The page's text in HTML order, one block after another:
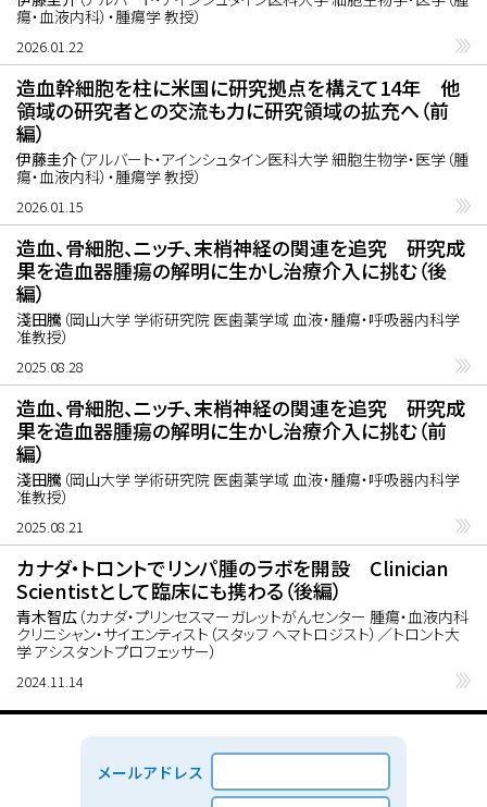
瘍・血液内科）・腫瘍学 教授）
2026.01.22
造血幹細胞を柱に米国に研究拠点を構えて14年 他
領域の研究者との交流も力に研究領域の拡充へ（前
編）
伊藤圭介 （アルバート・アインシュタイン医科大学 細胞生物学・医学（腫
瘍・血液内科）・腫瘍学 教授）
2026.01.15
造血、骨細胞、ニッチ、末梢神経の関連を追究 研究成
果を造血器腫瘍の解明に生かし治療介入に挑む（後
編）
淺田騰 （岡山大学 学術研究院 医歯薬学域 血液・腫瘍・呼吸器内科学
准教授）
2025.08.28
造血、骨細胞、ニッチ、末梢神経の関連を追究 研究成
果を造血器腫瘍の解明に生かし治療介入に挑む（前
編）
淺田騰 （岡山大学 学術研究院 医歯薬学域 血液・腫瘍・呼吸器内科学
准教授）
2025.08.21
カナダ・トロントでリンパ腫のラボを開設 Clinician
Scientistとして臨床にも携わる（後編）
青木智広 （カナダ・プリンセスマーガレットがんセンター 腫瘍・血液内科
クリニシャン・サイエンティスト（スタッフ ヘマトロジスト）／トロント大
学 アシスタントプロフェッサー）
2024.11.14
メールアドレス